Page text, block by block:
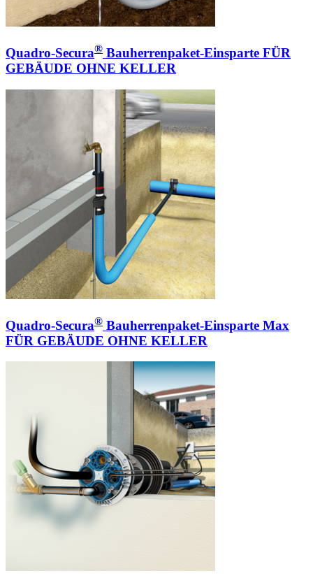
Quadro-Secura® Bauherrenpaket-Einsparte FÜR
GEBÄUDE OHNE KELLER
Quadro-Secura® Bauherrenpaket-Einsparte Max
FÜR GEBÄUDE OHNE KELLER